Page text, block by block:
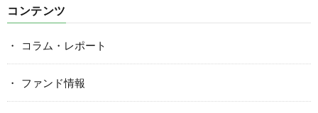
コンテンツ
コラム・レポート
ファンド情報